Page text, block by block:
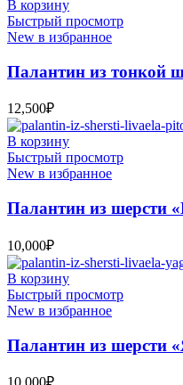
В корзину
Быстрый просмотр
New в избранное
Палантин из тонкой
12,500₽
В корзину
Быстрый просмотр
New в избранное
Палантин из шерсти
10,000₽
В корзину
Быстрый просмотр
New в избранное
Палантин из шерсти